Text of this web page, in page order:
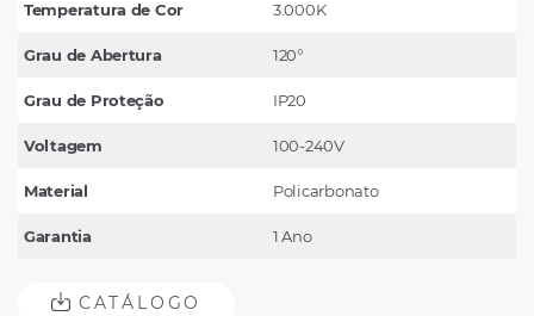
Temperatura de Cor 3.000K
Grau de Abertura 120°
Grau de Proteção IP20
Voltagem 100-240V
Material Policarbonato
Garantia 1 Ano
CATÁLOGO